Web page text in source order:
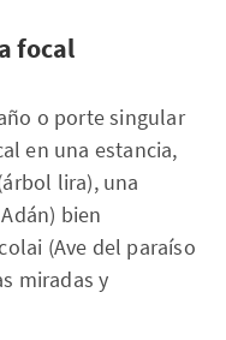
focal
o porte singular
en una estancia,
lira), una
bien
(Ave del paraíso
miradas y